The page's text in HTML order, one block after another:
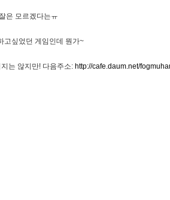
은 모르겠다는ㅠ
고싶었던 게임인데 뭔가~
는 않지만! 다음주소: http://cafe.daum.net/